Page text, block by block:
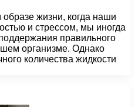
жизни, когда наши
и стрессом, мы иногда
правильного
организме. Однако
количества жидкости